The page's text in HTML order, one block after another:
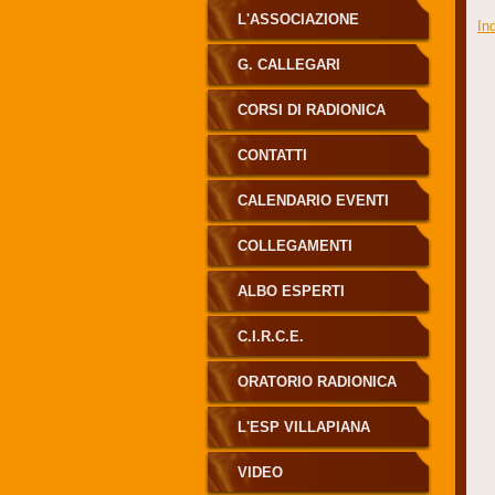
L'ASSOCIAZIONE
G. CALLEGARI
CORSI DI RADIONICA
CONTATTI
CALENDARIO EVENTI
COLLEGAMENTI
ALBO ESPERTI
RADIONICA CALLEGARI
C.I.R.C.E.
ORATORIO RADIONICA
L'ESP VILLAPIANA
VIDEO